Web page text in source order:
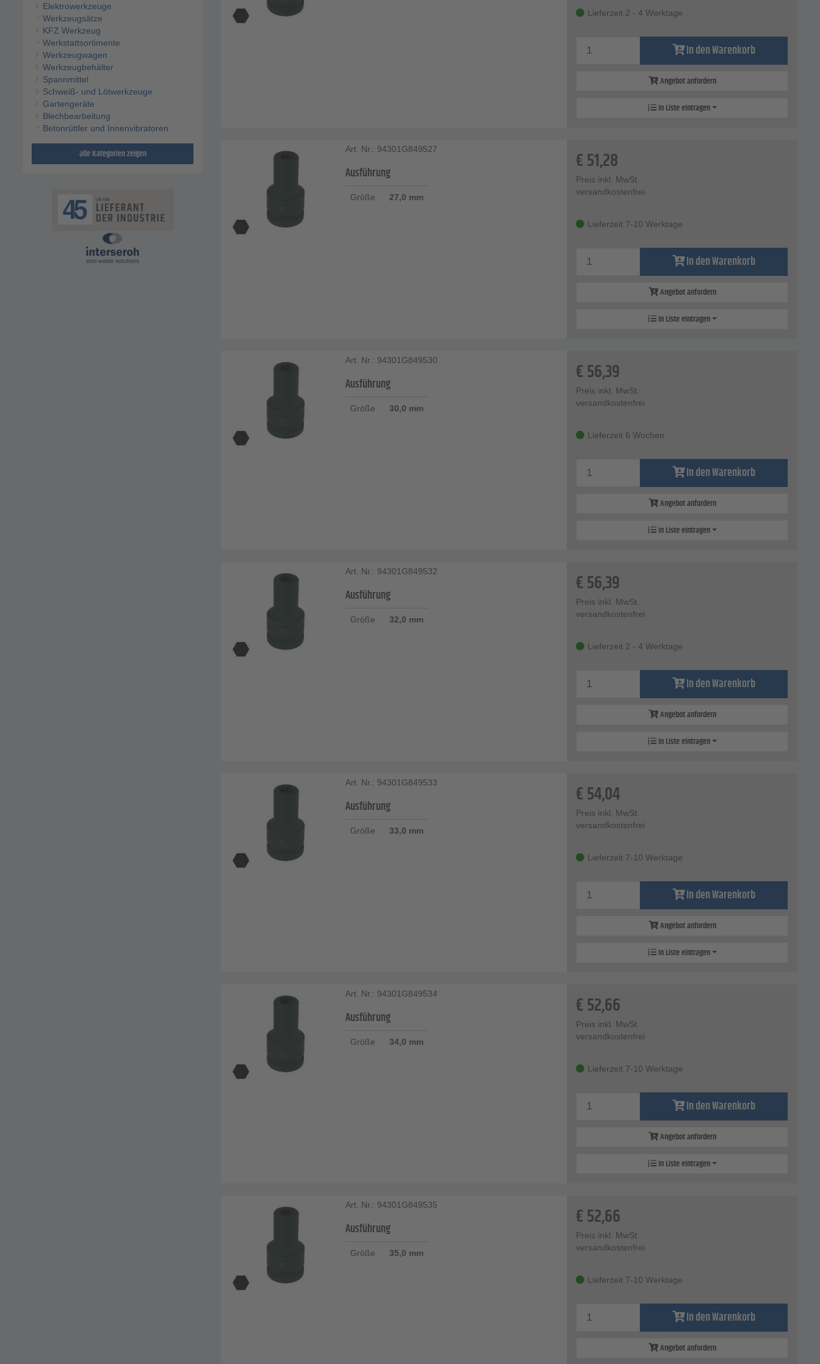
Elektrowerkzeuge
Werkzeugsätze
KFZ Werkzeug
Werkstattsortimente
Werkzeugwagen
Werkzeugbehälter
Spannmittel
Schweiß- und Lötwerkzeuge
Gartengeräte
Blechbearbeitung
Betonrüttler und Innenvibratoren
alle Kategorien zeigen
Lieferzeit 2 - 4 Werktage
In den Warenkorb
Angebot anfordern
In Liste eintragen
Art. Nr.: 94301G849527
Ausführung
Größe 27,0 mm
€51,28
Preis inkl. MwSt.
versandkostenfrei
Lieferzeit 7-10 Werktage
In den Warenkorb
Angebot anfordern
In Liste eintragen
Art. Nr.: 94301G849530
Ausführung
Größe 30,0 mm
€56,39
Preis inkl. MwSt.
versandkostenfrei
Lieferzeit 6 Wochen
In den Warenkorb
Angebot anfordern
In Liste eintragen
Art. Nr.: 94301G849532
Ausführung
Größe 32,0 mm
€56,39
Preis inkl. MwSt.
versandkostenfrei
Lieferzeit 2 - 4 Werktage
In den Warenkorb
Angebot anfordern
In Liste eintragen
Art. Nr.: 94301G849533
Ausführung
Größe 33,0 mm
€54,04
Preis inkl. MwSt.
versandkostenfrei
Lieferzeit 7-10 Werktage
In den Warenkorb
Angebot anfordern
In Liste eintragen
Art. Nr.: 94301G849534
Ausführung
Größe 34,0 mm
€52,66
Preis inkl. MwSt.
versandkostenfrei
Lieferzeit 7-10 Werktage
In den Warenkorb
Angebot anfordern
In Liste eintragen
Art. Nr.: 94301G849535
Ausführung
Größe 35,0 mm
€52,66
Preis inkl. MwSt.
versandkostenfrei
Lieferzeit 7-10 Werktage
In den Warenkorb
Angebot anfordern